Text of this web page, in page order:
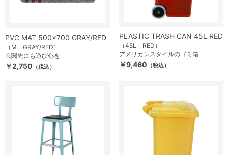
PVC MAT 500×700 GRAY/RED
（M GRAY/RED）
玄関先にも遊び心を
￥2,750 （税込）
PLASTIC TRASH CAN 45L RED
（45L RED）
アメリカンスタイルのゴミ箱
￥9,460 （税込）